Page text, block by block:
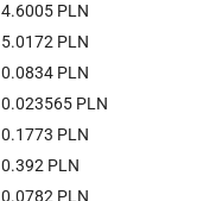
4.6005 PLN
5.0172 PLN
0.0834 PLN
0.023565 PLN
0.1773 PLN
0.392 PLN
0.0782 PLN